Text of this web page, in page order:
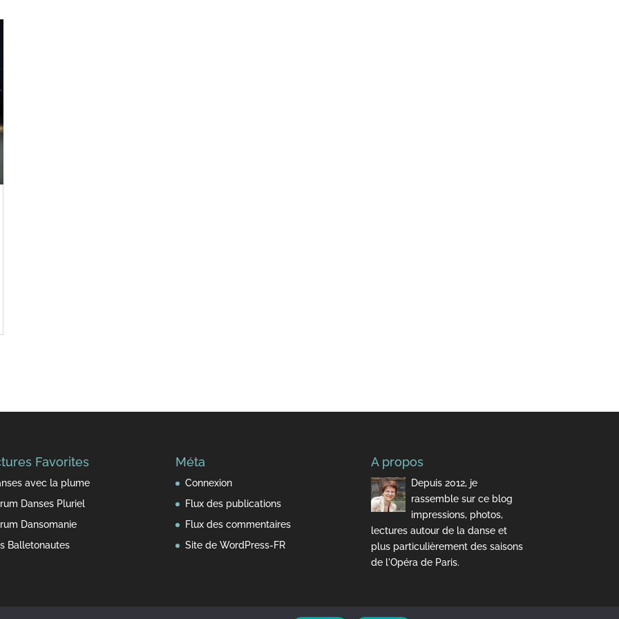
Favorites
avec la plume
Danses Pluriel
Dansomanie
Balletonautes
Méta
Connexion
Flux des publications
Flux des commentaires
Site de WordPress-FR
A propos
Depuis 2012, je
rassemble sur ce blog
impressions, photos,
lectures autour de la danse et
plus particulièrement des saisons
de l'Opéra de Paris.